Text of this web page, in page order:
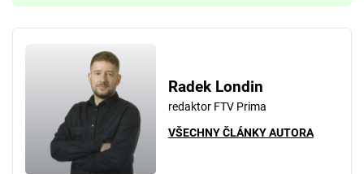
Radek Londin
redaktor FTV Prima
VŠECHNY ČLÁNKY AUTORA